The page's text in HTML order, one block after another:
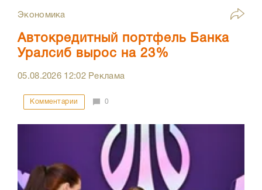
Экономика
Автокредитный портфель Банка
Уралсиб вырос на 23%
05.08.2026 12:02Реклама
Комментарии 0